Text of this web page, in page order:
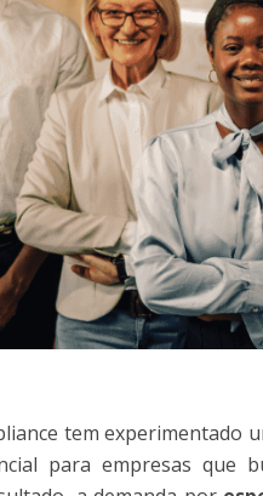
tem experimentado
para empresas que